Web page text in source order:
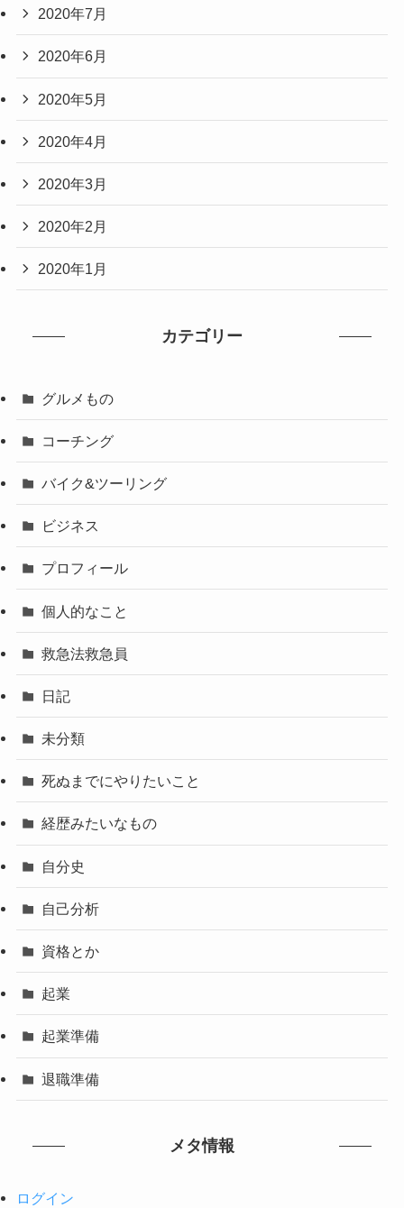
2020年7月
2020年6月
2020年5月
2020年4月
2020年3月
2020年2月
2020年1月
カテゴリー
グルメもの
コーチング
バイク&ツーリング
ビジネス
プロフィール
個人的なこと
救急法救急員
日記
未分類
死ぬまでにやりたいこと
経歴みたいなもの
自分史
自己分析
資格とか
起業
起業準備
退職準備
メタ情報
ログイン